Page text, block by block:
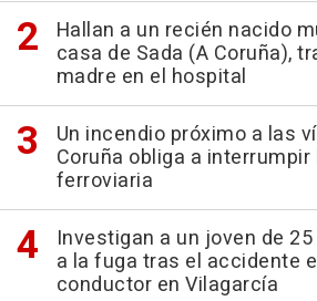
Hallan a un recién nacido
casa de Sada (A Coruña),
madre en el hospital
Un incendio próximo a las
Coruña obliga a
ferroviaria
Investigan a un joven de
a la fuga tras el accidente
conductor en Vilagarcía